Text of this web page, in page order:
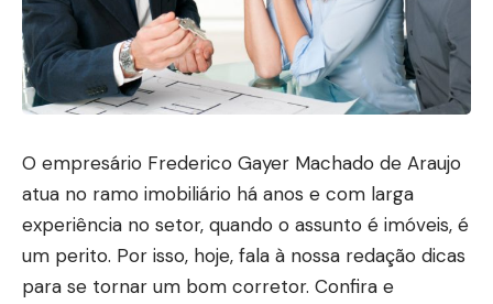
O empresário Frederico Gayer Machado de Araujo
atua no ramo imobiliário há anos e com larga
experiência no setor, quando o assunto é imóveis, é
um perito. Por isso, hoje, fala à nossa redação dicas
para se tornar um bom corretor. Confira e